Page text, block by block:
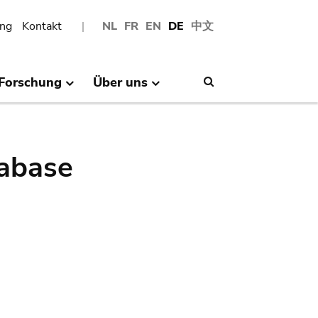
NL FR EN DE 中文
Kontakt
Über uns